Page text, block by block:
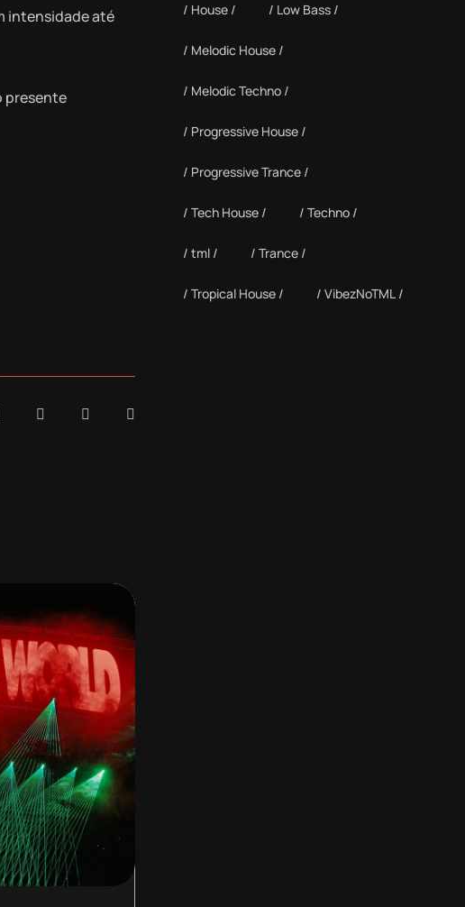
intensidade até
presente
House Low Bass
Melodic House
Melodic Techno
Progressive House
Progressive Trance
Tech House Techno
tml Trance
Tropical House VibezNoTML